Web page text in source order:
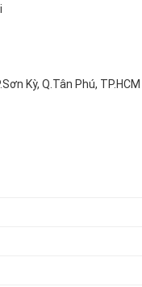
Kỳ, Q.Tân Phú, TP.HCM